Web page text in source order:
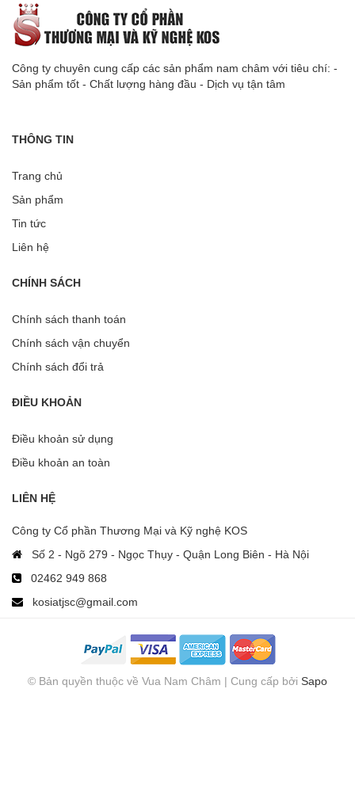
Công ty chuyên cung cấp các sản phẩm nam châm với tiêu chí: -
Sản phẩm tốt - Chất lượng hàng đầu - Dịch vụ tận tâm
THÔNG TIN
Trang chủ
Sản phẩm
Tin tức
Liên hệ
CHÍNH SÁCH
Chính sách thanh toán
Chính sách vận chuyển
Chính sách đổi trả
ĐIỀU KHOẢN
Điều khoản sử dụng
Điều khoản an toàn
LIÊN HỆ
Công ty Cổ phần Thương Mại và Kỹ nghệ KOS
Số 2 - Ngõ 279 - Ngọc Thụy - Quận Long Biên - Hà Nội
02462 949 868
kosiatjsc@gmail.com
© Bản quyền thuộc về Vua Nam Châm | Cung cấp bởi Sapo